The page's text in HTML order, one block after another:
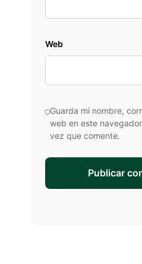
Web
Guarda mi nombre,
web en este
vez que comente.